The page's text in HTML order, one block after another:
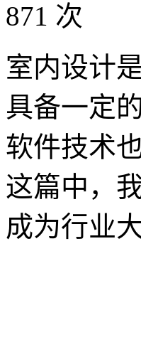
871 次
室内设计
具备一定
软件技术
这篇中，
成为行业大